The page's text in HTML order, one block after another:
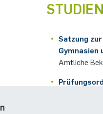
Satzung
Gymnasien
Amtliche